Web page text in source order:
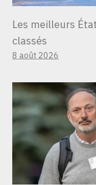
Les meilleurs
classés
8 août 2026